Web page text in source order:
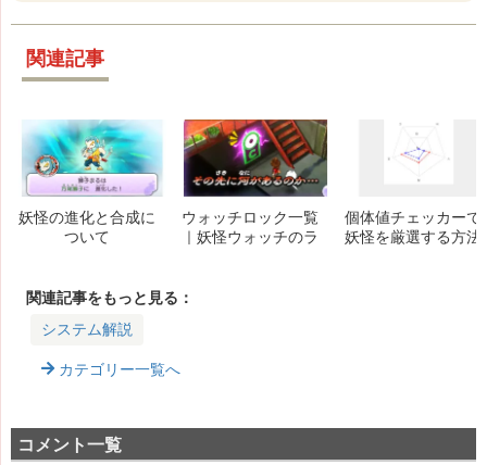
関連記事
妖怪の進化と合成に
ついて
ウォッチロック一覧
｜妖怪ウォッチのラ
個体値チェッカーで
妖怪を厳選する方法
関連記事をもっと見る：
システム解説
カテゴリー一覧へ
コメント一覧